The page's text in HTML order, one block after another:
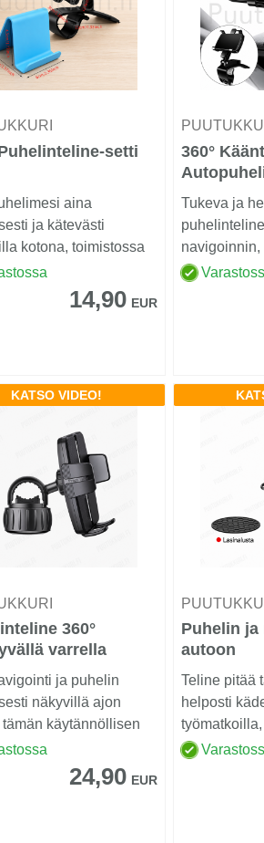
setti
aina
ja kätevästi
kotona, toimistossa
tällä k...
14,90 EUR
360°
Tukeva ja
navigoinnin,
ja musiikin
KATSO VIDEO!
360°
varrella
ja puhelin
näkyvillä ajon
käytännöllisen
24,90 EUR
Puhelin
autoon
Teline pitää
helposti